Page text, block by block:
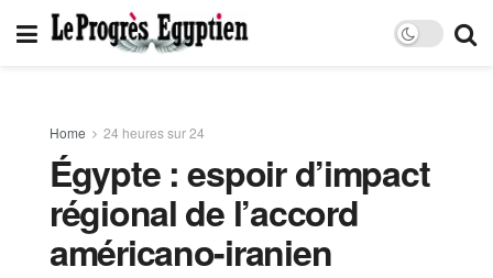
Home 24 heures sur 24
Égypte : espoir d’impact
régional de l’accord
américano-iranien